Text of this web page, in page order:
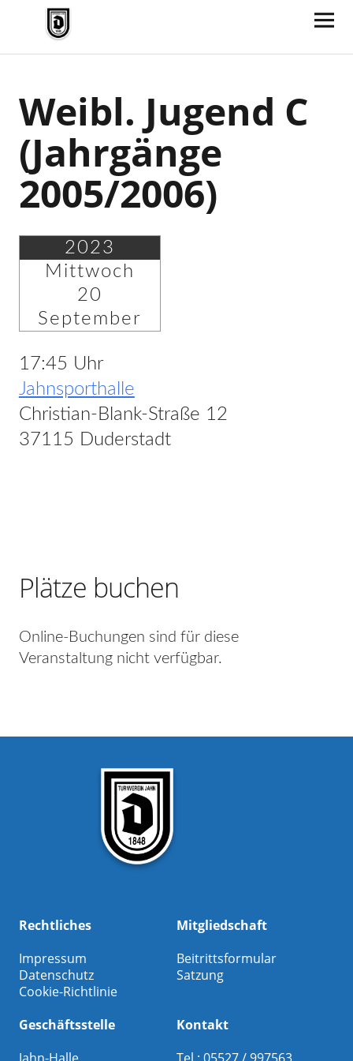
TV Jahn Duderstadt
Weibl. Jugend C
(Jahrgänge
2005/2006)
2023
Mittwoch
20
September
17:45 Uhr
Jahnsporthalle
Christian-Blank-Straße 12
37115 Duderstadt
Plätze buchen
Online-Buchungen sind für diese
Veranstaltung nicht verfügbar.
Rechtliches
Impressum
Datenschutz
Cookie-Richtlinie
Mitgliedschaft
Beitrittsformular
Satzung
Geschäftsstelle
Kontakt